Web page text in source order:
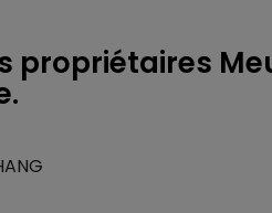
propriétaires